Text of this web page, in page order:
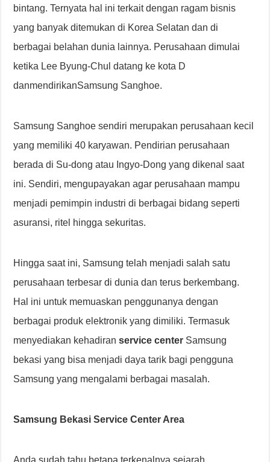
bintang. Ternyata hal ini terkait dengan ragam bisnis
yang banyak ditemukan di Korea Selatan dan di
berbagai belahan dunia lainnya. Perusahaan dimulai
ketika Lee Byung-Chul datang ke kota D
danmendirikanSamsung Sanghoe.
Samsung Sanghoe sendiri merupakan perusahaan kecil
yang memiliki 40 karyawan. Pendirian perusahaan
berada di Su-dong atau Ingyo-Dong yang dikenal saat
ini. Sendiri, mengupayakan agar perusahaan mampu
menjadi pemimpin industri di berbagai bidang seperti
asuransi, ritel hingga sekuritas.
Hingga saat ini, Samsung telah menjadi salah satu
perusahaan terbesar di dunia dan terus berkembang.
Hal ini untuk memuaskan penggunanya dengan
berbagai produk elektronik yang dimiliki. Termasuk
menyediakan kehadiranservice center Samsung
bekasi yang bisa menjadi daya tarik bagi pengguna
Samsung yang mengalami berbagai masalah.
Samsung Bekasi Service Center Area
Anda sudah tahu betapa terkenalnya sejarah